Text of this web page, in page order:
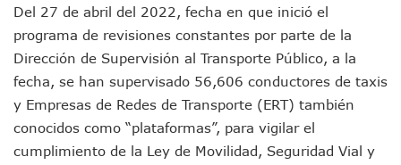
Nidos De Lluvia Busca Beneficiar A 100 Familias De
Morena Cierra Filas Por La Defensa Del Agua De Calidad
Hallazgo De Yareli Colmenares Tovar Eleva A 4 Cuerpos
Regresa A Puerto Vallarta La Premiación Nacional De La
Ra Aguilar Acompaña A Cientos De Familias En Las
Oleaje Y Riesgo Por Cocodrilos Mantienen Restricciones
“Kato” Supera El Abandono Y Comienza Una Nueva Vida
México Necesitaba 600 Mil Empleos; Solo Generó 262 Mil
Del 27 de abril del 2022, fecha en que inició el
programa de revisiones constantes por parte de la
Dirección de Supervisión al Transporte Público, a la
fecha, se han supervisado 56,606 conductores de taxis
y Empresas de Redes de Transporte (ERT) también
conocidos como “plataformas”, para vigilar el
cumplimiento de la Ley de Movilidad, Seguridad Vial y